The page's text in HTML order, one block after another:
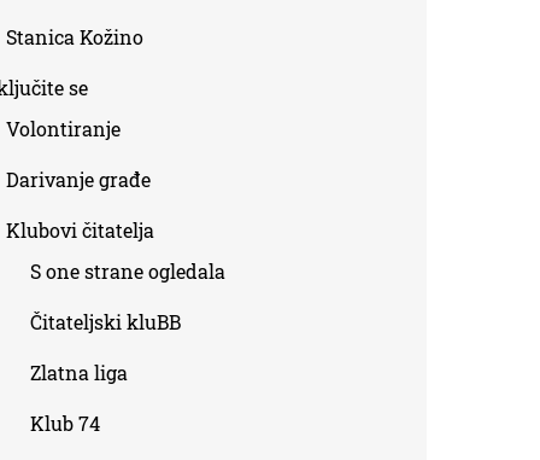
Stanica Kožino
se
Volontiranje
Darivanje građe
Klubovi čitatelja
S one strane ogledala
Čitateljski kluBB
Zlatna liga
Klub 74